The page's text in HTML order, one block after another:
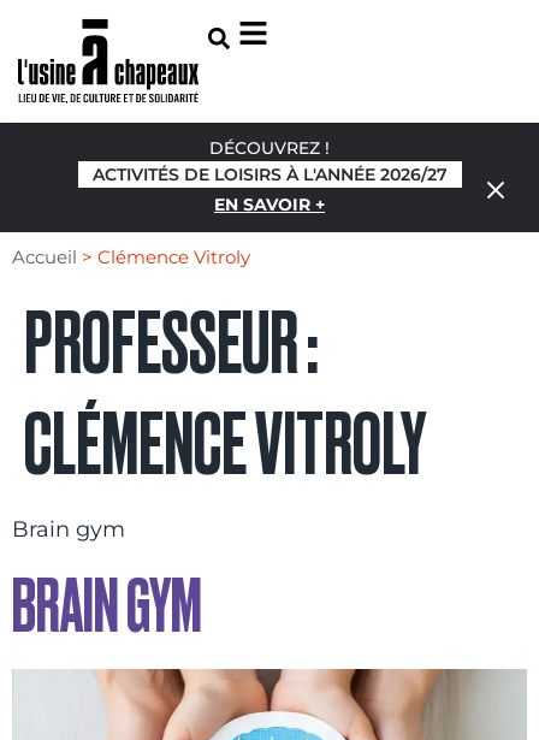
DÉCOUVREZ !
ACTIVITÉS DE LOISIRS À L'ANNÉE 2026/27
EN SAVOIR +
Accueil > Clémence Vitroly
PROFESSEUR :
CLÉMENCE VITROLY
Brain gym
BRAIN GYM